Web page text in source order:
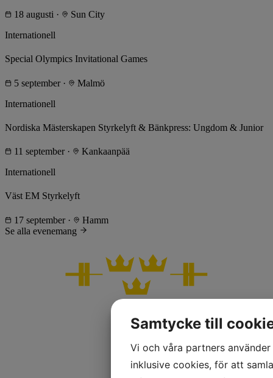
18 augusti ·
Sun City
Internationell
Special Olympics Invitational Games
5 september ·
Malmö
Internationell
Nordiska Mästerskapen Styrkelyft & Bänkpress: Ungdom & Junior
11 september ·
Kankaanpää
Internationell
Väst EM Styrkelyft
17 september ·
Hamm
Se alla evenemang
Samtycke till
Vi och våra partners
inklusive cookies, för att